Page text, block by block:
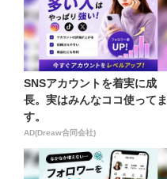
SNSアカウントを着実に成
長。実はみんなココ使ってま
す。
AD(Dreaw合同会社)